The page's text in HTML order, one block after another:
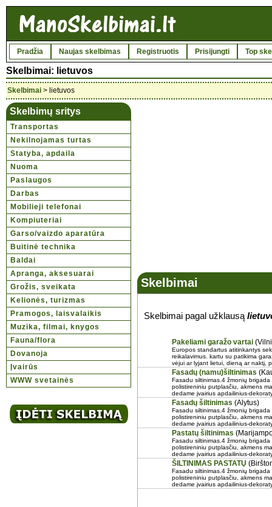
Pradžia Naujas skelbimas Registruotis Prisijungti Top
Skelbimai: lietuvos
Skelbimai > lietuvos
Skelbimų sritys
Transportas
Nekilnojamas turtas
Statyba, apdaila
Nuoma
Paslaugos
Darbas
Mobilieji telefonai
Kompiuteriai
Garso/vaizdo aparatūra
Buitinė technika
Baldai
Apranga, aksesuarai
Grožis, sveikata
Kelionės, turizmas
Pramogos, laisvalaikis
Muzika, filmai, knygos
Fauna/flora
Dovanoja
Įvairūs
WWW svetainės
Skelbimai
Skelbimai pagal užklausą
Pakeliami garažo vartai
Europos standartus atitinkantys
reikalavimus. kartu su patikima
vėjui ar lyjant lietui, dieną ar naktį,
Fasadų (namu)šiltinimas
Fasadu siltinimas.4 žmonių
polistireniniu putplasčiu, akmens
dedame įvairius apdailinius-
Fasadų šiltinimas (Alytus)
Fasadu siltinimas.4 žmonių
polistireniniu putplasčiu, akmens
dedame įvairius apdailinius-
Pastatų šiltinimas
Fasadu siltinimas.4 žmonių
polistireniniu putplasčiu, akmens
dedame įvairius apdailinius-
ŠILTINIMAS PASTATŲ
Fasadu siltinimas.4 žmonių
polistireniniu putplasčiu, akmens
dedame įvairius apdailinius-